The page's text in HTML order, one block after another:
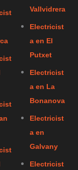
Vallvidrera
Electricist
a en El
Putxet
Electricist
a en La
Bonanova
Electricist
a en
Galvany
Electricist